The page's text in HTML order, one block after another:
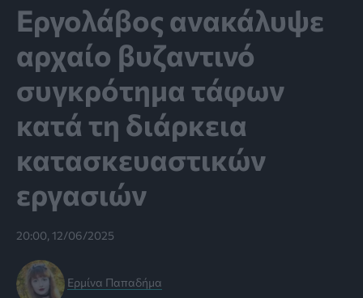
Εργολάβος ανακάλυψε
αρχαίο βυζαντινό
συγκρότημα τάφων
κατά τη διάρκεια
κατασκευαστικών
εργασιών
20:00, 12/06/2025
Ερμίνα Παπαδήμα